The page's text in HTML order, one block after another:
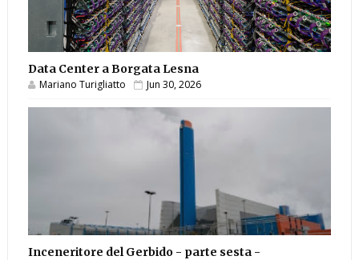
Data Center a Borgata Lesna
Mariano Turigliatto Jun 30, 2026
Inceneritore del Gerbido - parte sesta -